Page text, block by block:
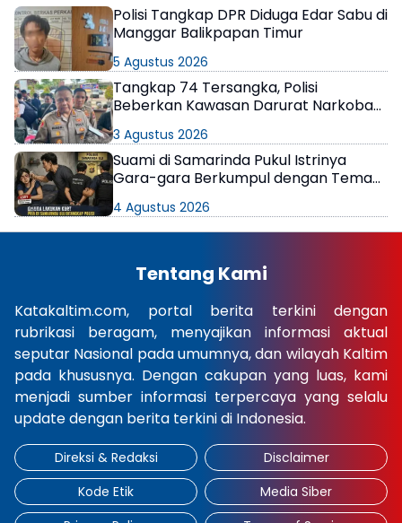
Polisi Tangkap DPR Diduga Edar Sabu di
Manggar Balikpapan Timur
5 Agustus 2026
Tangkap 74 Tersangka, Polisi
Beberkan Kawasan Darurat Narkoba
3 Agustus 2026
Suami di Samarinda Pukul Istrinya
Gara-gara Berkumpul dengan Teman
4 Agustus 2026
Tentang Kami
Katakaltim.com, portal berita terkini dengan
rubrikasi beragam, menyajikan informasi aktual
seputar Nasional pada umumnya, dan wilayah Kaltim
pada khususnya. Dengan cakupan yang luas, kami
menjadi sumber informasi terpercaya yang selalu
update dengan berita terkini di Indonesia.
Direksi & Redaksi
Disclaimer
Kode Etik
Media Siber